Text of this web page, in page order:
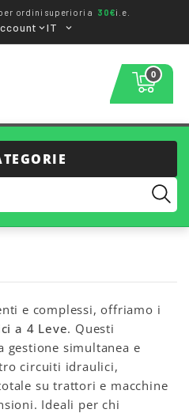
ordini superiori a 30€i.e.
IT
0
e complessi, offriamo i
a 4 Leve. Questi
simultanea e
circuiti idraulici,
su trattori e macchine
Ideali per chi